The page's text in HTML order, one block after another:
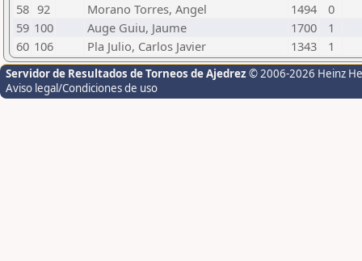
58 92 Morano Torres, Angel 1494
0
59 100 Auge Guiu, Jaume 1700
1
60 106 Pla Julio, Carlos Javier 1343 1
Servidor de Resultados de Torneos de Ajedrez © 2006-2026 Heinz
Aviso legal/Condiciones de uso